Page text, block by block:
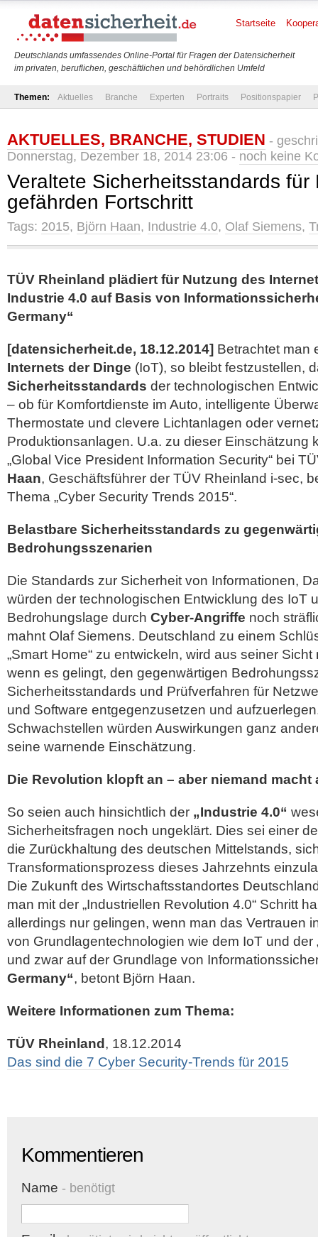
Deutschlands umfassendes Online-Portal für Fragen der Datensicherheit
im privaten, beruflichen, geschäftlichen und behördlichen Umfeld
Startseite
Themen: Aktuelles Branche Experten Portraits Positionspapier
AKTUELLES, BRANCHE, STUDIEN -
Donnerstag, Dezember 18, 2014 23:06 - noch keine
Veraltete Sicherheitsstandards für
gefährden Fortschritt
Tags: 2015, Björn Haan, Industrie 4.0, Olaf Siemens,
TÜV Rheinland plädiert für Nutzung des
Industrie 4.0 auf Basis von
Germany“
[datensicherheit.de, 18.12.2014] Betrachtet man
Internets der Dinge (IoT), so bleibt festzustellen,
Sicherheitsstandards der technologischen
– ob für Komfortdienste im Auto, intelligente
Thermostate und clevere Lichtanlagen oder
Produktionsanlagen. U.a. zu dieser Einschätzung
„Global Vice President Information Security“ bei
Haan, Geschäftsführer der TÜV Rheinland i-sec,
Thema „Cyber Security Trends 2015“.
Belastbare Sicherheitsstandards zu
Bedrohungsszenarien
Die Standards zur Sicherheit von Informationen,
würden der technologischen Entwicklung des IoT
Bedrohungslage durch Cyber-Angriffe noch
mahnt Olaf Siemens. Deutschland zu einem
„Smart Home“ zu entwickeln, wird aus seiner
wenn es gelingt, den gegenwärtigen
Sicherheitsstandards und Prüfverfahren für
und Software entgegenzusetzen und
Schwachstellen würden Auswirkungen ganz
seine warnende Einschätzung.
Die Revolution klopft an – aber niemand macht
So seien auch hinsichtlich der „Industrie 4.0“
Sicherheitsfragen noch ungeklärt. Dies sei einer
die Zurückhaltung des deutschen Mittelstands,
Transformationsprozess dieses Jahrzehnts
Die Zukunft des Wirtschaftsstandortes
man mit der „Industriellen Revolution 4.0“ Schritt
allerdings nur gelingen, wenn man das Vertrauen
von Grundlagentechnologien wie dem IoT und der
und zwar auf der Grundlage von
Germany“, betont Björn Haan.
Weitere Informationen zum Thema:
TÜV Rheinland , 18.12.2014
Das sind die 7 Cyber Security-Trends für 2015
Kommentieren
Name - benötigt